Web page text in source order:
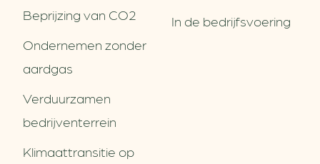
Beprijzing van CO2
Ondernemen zonder
aardgas
Verduurzamen
bedrijventerrein
Klimaattransitie op
In de bedrijfsvoering